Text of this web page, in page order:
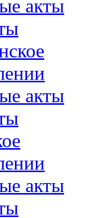
акты
акты
акты